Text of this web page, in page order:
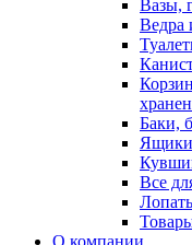
Вазы,
Ведра
Баки,
Ящики
Все
О компании